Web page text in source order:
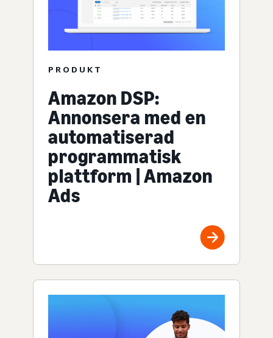
PRODUKT
Amazon DSP:
Annonsera med en
automatiserad
programmatisk
plattform | Amazon
Ads